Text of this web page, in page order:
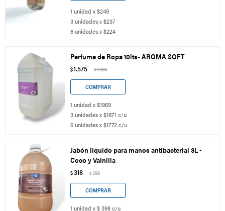
1 unidad x $249
3 unidades x $237
6 unidades x $224
Perfume de Ropa 10lts- AROMA SOFT
$1.575 $1.969
1 unidad x $1969
3 unidades x $1871 c/u
6 unidades x $1772 c/u
Jabón liquido para manos antibacterial 3L -
Coco y Vainilla
$318 $398
1 unidad x $ 398 c/u